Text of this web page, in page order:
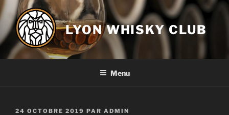
Aller
au
contenu
principal
LYON WHISKY CLUB
Menu
PUBLIÉ
24 OCTOBRE 2019 PAR ADMIN